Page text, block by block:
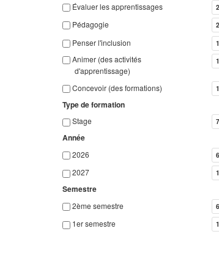
Évaluer les apprentissages 2
Pédagogie 2
Penser l'inclusion 1
Animer (des activités
d'apprentissage)
1
Concevoir (des formations) 1
Type de formation
Stage 7
Année
2026 6
2027 1
Semestre
2ème semestre 6
1er semestre 1